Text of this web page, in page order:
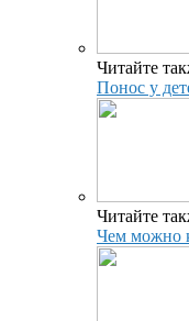
Читайте
Понос у
Читайте
Чем можно